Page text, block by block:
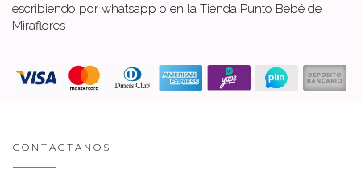
escribiendo por whatsapp o en la Tienda Punto Bebé de
Miraflores
CONTACTANOS